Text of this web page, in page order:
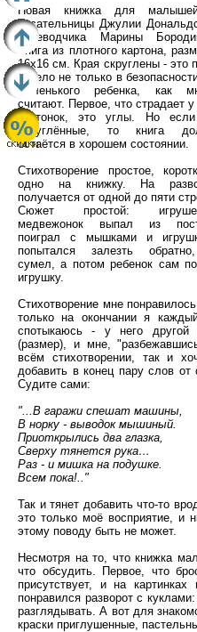
Новая книжка для
писательницы Джулии
переводчика Марины
Книга из плотного картона,
16х16 см. Края скруглены - это
и дело не только в
маленького ребенка, как
считают. Первое, что страдает у
картонок, это углы. Но
скруглённые, то книга
остаётся в хорошем состоянии.
Стихотворение простое,
одно на книжку. На
получается от одной до пяти
Сюжет простой:
медвежонок выпал из
поиграл с мышками и
попытался залезть
сумел, а потом ребенок сам
игрушку.
Стихотворение мне
только на окончании я
спотыкаюсь - у него другой
(размер), и мне,
всём стихотворении, так и
добавить в конец пару слов от
Судите сами:
"...В гаражи спешат машины,
В норку - выводок мышиный.
Приоткрылись два глазка,
Сверху тянется рука…
Раз - и мишка на подушке.
Всем пока!.."
Так и тянет добавить что-то
это только моё восприятие, и
этому поводу быть не может.
Несмотря на то, что книжка
что обсудить. Первое, что
присутствует, и на
понравился разворот с
разглядывать. А вот для
краски приглушенные,